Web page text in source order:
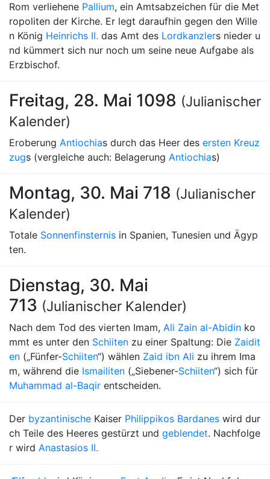
Rom verliehene Pallium, ein Amtsabzeichen für die Met
ropoliten der Kirche. Er legt daraufhin gegen den Wille
n König Heinrichs II. das Amt des Lordkanzlers nieder u
nd kümmert sich nur noch um seine neue Aufgabe als
Erzbischof.
Freitag, 28. Mai 1098 (Julianischer
Kalender)
Eroberung Antiochias durch das Heer des ersten Kreuz
zugs (vergleiche auch: Belagerung Antiochias)
Montag, 30. Mai 718 (Julianischer
Kalender)
Totale Sonnenfinsternis in Spanien, Tunesien und Ägyp
ten.
Dienstag, 30. Mai
713 (Julianischer Kalender)
Nach dem Tod des vierten Imam, Ali Zain al-Abidin ko
mmt es unter den Schiiten zu einer Spaltung: Die Zaidit
en („Fünfer-Schiiten“) wählen Zaid ibn Ali zu ihrem Ima
m, während die Ismailiten („Siebener-Schiiten“) sich für
Muhammad al-Baqir entscheiden.
Der byzantinische Kaiser Philippikos Bardanes wird dur
ch Teile des Heeres gestürzt und geblendet. Nachfolge
r wird Anastasios II.